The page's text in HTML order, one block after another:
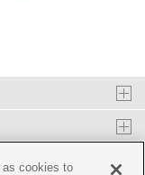
as cookies to